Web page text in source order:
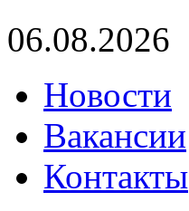
06.08.2026
Новости
Вакансии
Контакты